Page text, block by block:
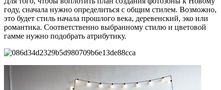
году, сначала нужно определиться с общим стилем. Возможно,
это будет стиль начала прошлого века, деревенский, эко или
романтика. Соответственно выбранному стилю и цветовой
гамме нужно подобрать атрибутику.